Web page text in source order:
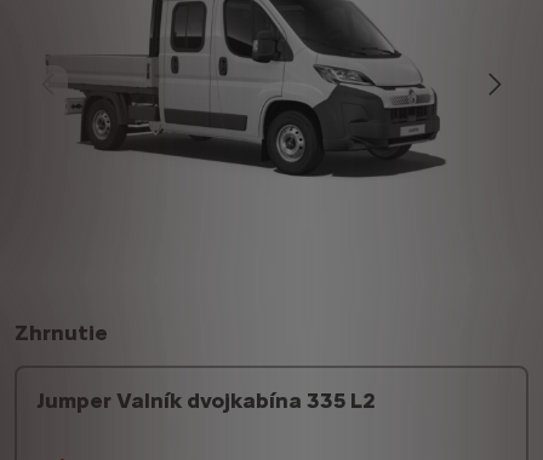
Zhrnutie
Jumper Valník dvojkabína 335 L2